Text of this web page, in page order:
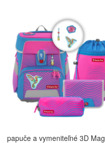
papuče a vymeniteľné 3D